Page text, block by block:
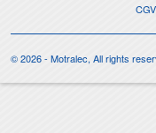
CGV
© 2026 - Motralec, All rights